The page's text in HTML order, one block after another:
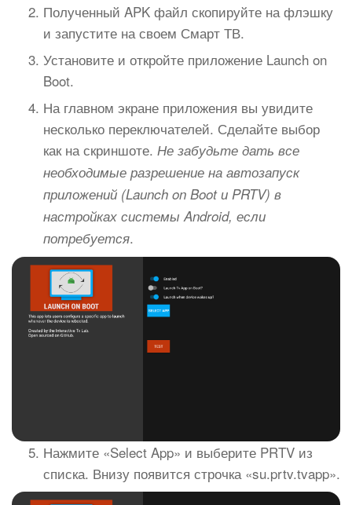
Полученный APK файл скопируйте на флэшку
и запустите на своем Смарт ТВ.
Установите и откройте приложение Launch on
Boot.
На главном экране приложения вы увидите
несколько переключателей. Сделайте выбор
как на скриншоте. Не забудьте дать все
необходимые разрешение на автозапуск
приложений (Launch on Boot и PRTV) в
настройках системы Android, если
потребуется.
Нажмите «Select App» и выберите PRTV из
списка. Внизу появится строчка «su.prtv.tvapp».